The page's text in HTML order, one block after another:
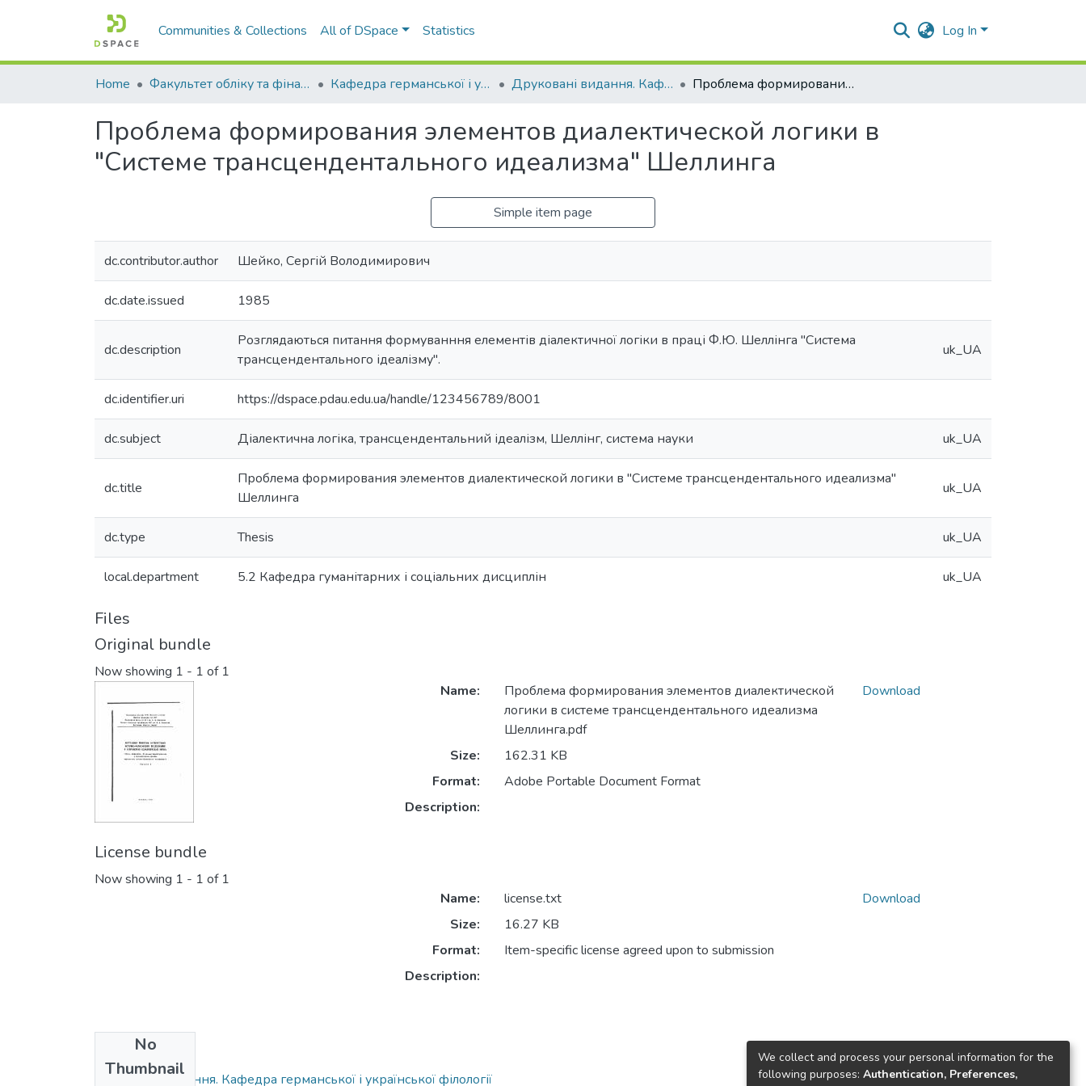
Communities & Collections All of DSpace Statistics Log In
Home Факультет обліку та фінансів Кафедра германської і української філології Друковані видання. Кафедра германської і української філології Проблема формирования элементов диалектической логики в "Системе трансцендентального идеализма" Шеллинга
Проблема формирования элементов диалектической логики в
"Системе трансцендентального идеализма" Шеллинга
Simple item page
dc.contributor.author Шейко, Сергій Володимирович
dc.date.issued 1985
dc.description
Розглядаються питання формуванння елементів діалектичної логіки в праці Ф.Ю. Шеллінга "Система
трансцендентального ідеалізму".
uk_UA
dc.identifier.uri https://dspace.pdau.edu.ua/handle/123456789/8001
dc.subject Діалектична логіка, трансцендентальний ідеалізм, Шеллінг, система науки uk_UA
dc.title
Проблема формирования элементов диалектической логики в "Системе трансцендентального идеализма"
Шеллинга
uk_UA
dc.type Thesis uk_UA
local.department 5.2 Кафедра гуманітарних і соціальних дисциплін uk_UA
Files
Original bundle
Now showing 1 - 1 of 1
Name:
Проблема формирования элементов диалектической
логики в системе трансцендентального идеализма
Шеллинга.pdf
Size:
162.31 KB
Format:
Adobe Portable Document Format
Description:
Download
License bundle
Now showing 1 - 1 of 1
No
Thumbnail
Name:
license.txt
Size:
16.27 KB
Format:
Item-specific license agreed upon to submission
Description:
Download
Collections
Друковані видання. Кафедра германської і української філології
We collect and process your personal information for the
following purposes: Authentication, Preferences,